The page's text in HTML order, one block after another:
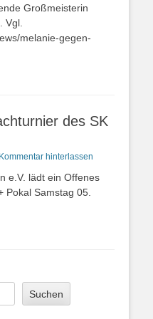
Großmeisterin
Vgl.
melanie-gegen-
des SK
Kommentar hinterlassen
e.V. lädt ein Offenes
Pokal Samstag 05.
Suchen